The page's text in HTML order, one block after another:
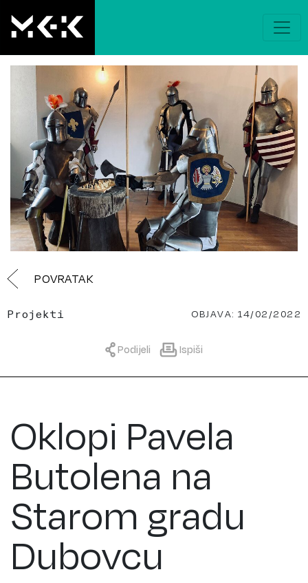
POVRATAK
Projekti OBJAVA: 14/02/2022
Podijeli Ispiši
Oklopi Pavela
Butolena na
Starom gradu
Dubovcu